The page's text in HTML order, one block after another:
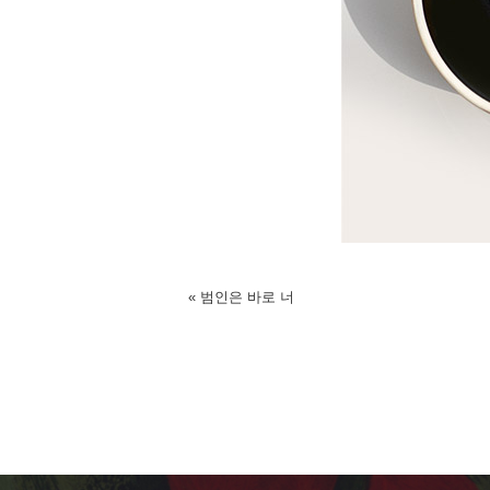
« 범인은 바로 너